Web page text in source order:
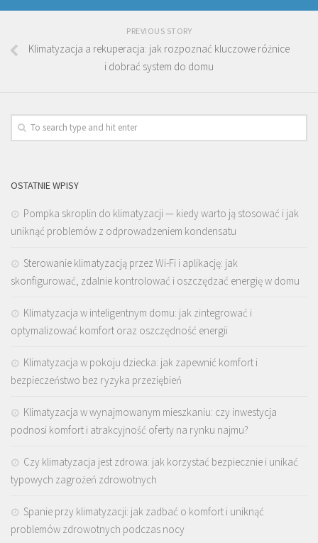
PREVIOUS STORY
Klimatyzacja a rekuperacja: jak rozpoznać kluczowe różnice
i dobrać system do domu
OSTATNIE WPISY
Pompka skroplin do klimatyzacji — kiedy warto ją stosować i jak
uniknąć problemów z odprowadzeniem kondensatu
Sterowanie klimatyzacją przez Wi-Fi i aplikację: jak
skonfigurować, zdalnie kontrolować i oszczędzać energię w domu
Klimatyzacja w inteligentnym domu: jak zintegrować i
optymalizować komfort oraz oszczędność energii
Klimatyzacja w pokoju dziecka: jak zapewnić komfort i
bezpieczeństwo bez ryzyka przeziębień
Klimatyzacja w wynajmowanym mieszkaniu: czy inwestycja
podnosi komfort i atrakcyjność oferty na rynku najmu?
Czy klimatyzacja jest zdrowa: jak korzystać bezpiecznie i unikać
typowych zagrożeń zdrowotnych
Spanie przy klimatyzacji: jak zadbać o komfort i uniknąć
problemów zdrowotnych podczas nocy